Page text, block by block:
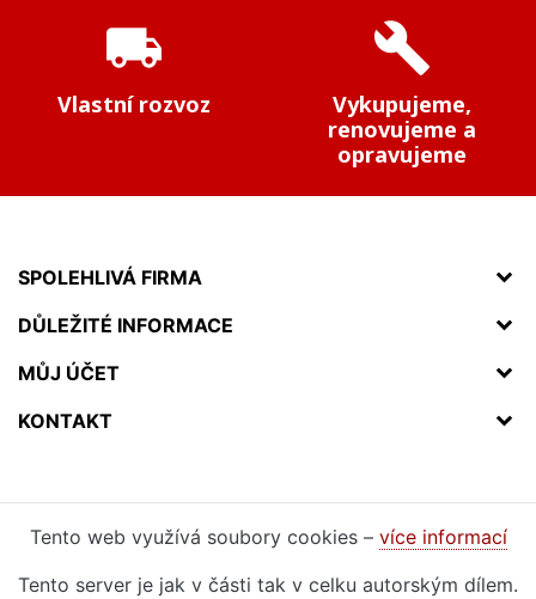
local_shipping
Vlastní rozvoz
build
Vykupujeme,
renovujeme a
opravujeme
SPOLEHLIVÁ FIRMA
DŮLEŽITÉ INFORMACE
MŮJ ÚČET
KONTAKT
Tento web využívá soubory cookies – více informací
Tento server je jak v části tak v celku autorským dílem.